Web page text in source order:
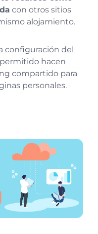
con otros sitios
alojamiento.
configuración del
hacen
compartido para
personales.